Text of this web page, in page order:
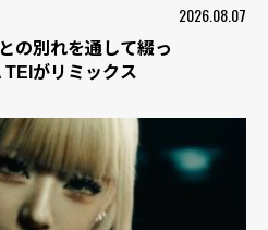
2026.08.07
の別れを通して綴っ
がリミックス